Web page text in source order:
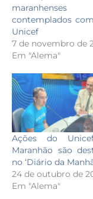
maranhenses
contemplados
Unicef
7 de novembro de
Em "Alema"
Ações do
Maranhão são
no ‘Diário da
24 de outubro de
Em "Alema"